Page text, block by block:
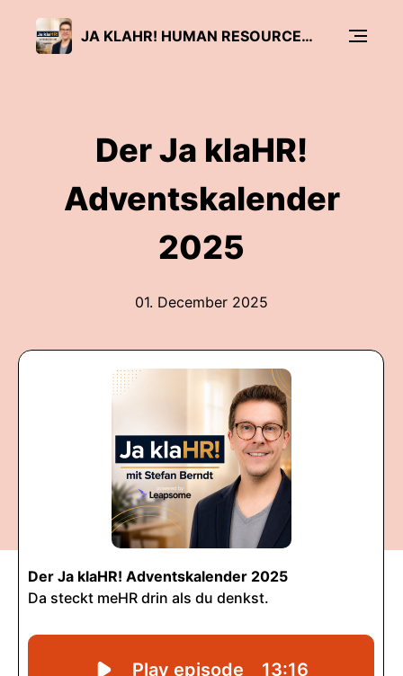
JA KLAHR! HUMAN RESOURCES UND LEADERSHIP
Der Ja klaHR!
Adventskalender
2025
01. December 2025